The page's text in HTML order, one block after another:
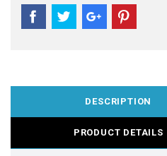
DESCRIPTION
PRODUCT DETAILS